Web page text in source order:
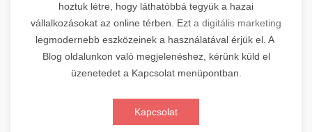
hoztuk létre, hogy láthatóbbá tegyük a hazai
vállalkozásokat az online térben. Ezt a digitális marketing
legmodernebb eszközeinek a használatával érjük el. A
Blog oldalunkon való megjelenéshez, kérünk küld el
üzenetedet a Kapcsolat menüpontban.
Kapcsolat